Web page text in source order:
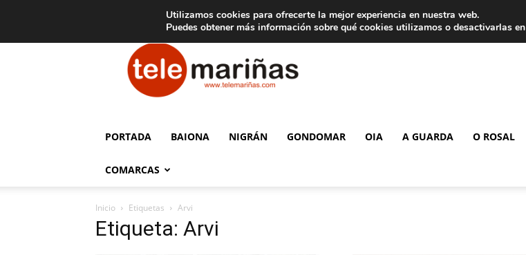
Aviso legal Tarifas de publicidad
Telemariñas
PORTADA BAIONA NIGRÁN GONDOMAR OIA A GUARDA O ROSAL
COMARCAS
Inicio Etiquetas Arvi
Etiqueta: Arvi
Utilizamos cookies para ofrecerte la mejor experiencia en nuestra web.
Puedes obtener más información sobre qué cookies utilizamos o desactivarlas en